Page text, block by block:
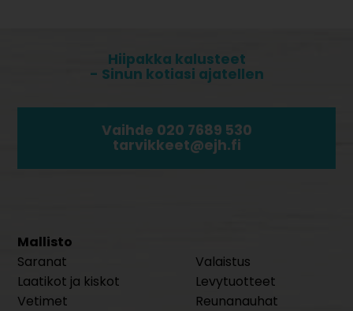
Hiipakka kalusteet
- Sinun kotiasi ajatellen
Vaihde 020 7689 530
tarvikkeet@ejh.fi
Mallisto
Saranat
Laatikot ja kiskot
Vetimet
Valaistus
Levytuotteet
Reunanauhat